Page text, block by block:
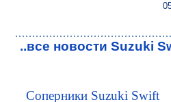
..все новости Suzuki
Соперники Suzuki Swift